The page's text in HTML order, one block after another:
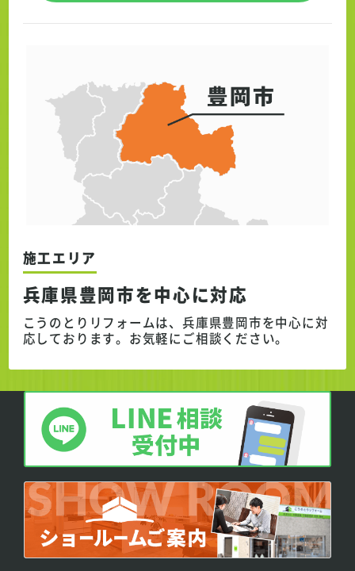
施工エリア
兵庫県豊岡市を中心に対応
こうのとりリフォームは、兵庫県豊岡市を中心に対
応しております。 お気軽にご相談ください。